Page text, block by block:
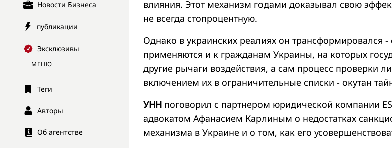
Новости Бизнеса
публикации
Эксклюзивы
МЕНЮ
Теги
Авторы
Об агентстве
влияния. Этот механизм годами доказывал свою
не всегда стопроцентную.
Однако в украинских реалиях он трансформировался -
применяются и к гражданам Украины, на которых
другие рычаги воздействия, а сам процесс проверки
включением их в ограничительные списки - окутан
УНН поговорил с партнером юридической компании
адвокатом Афанасием Карлиным о недостатках
механизма в Украине и о том, как его